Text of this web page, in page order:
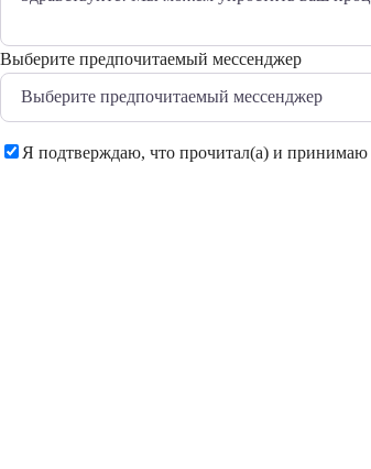
Выберите предпочитаемый мессенджер
Я подтверждаю, что прочитал(а) и принимаю